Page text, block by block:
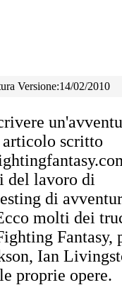
Versione:14/02/2010
articolo scritto
del lavoro di
di
molti dei
Fantasy,
Ian
proprie opere.